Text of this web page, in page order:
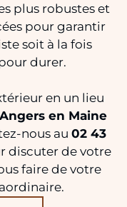
plus robustes et
pour garantir
soit à la fois
durer.
en un lieu
en Maine
nous au 02 43
discuter de votre
faire de votre